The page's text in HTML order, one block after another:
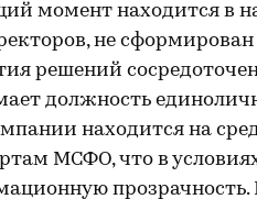
момент находится в
не
решений
должность
находится на
МСФО, что в